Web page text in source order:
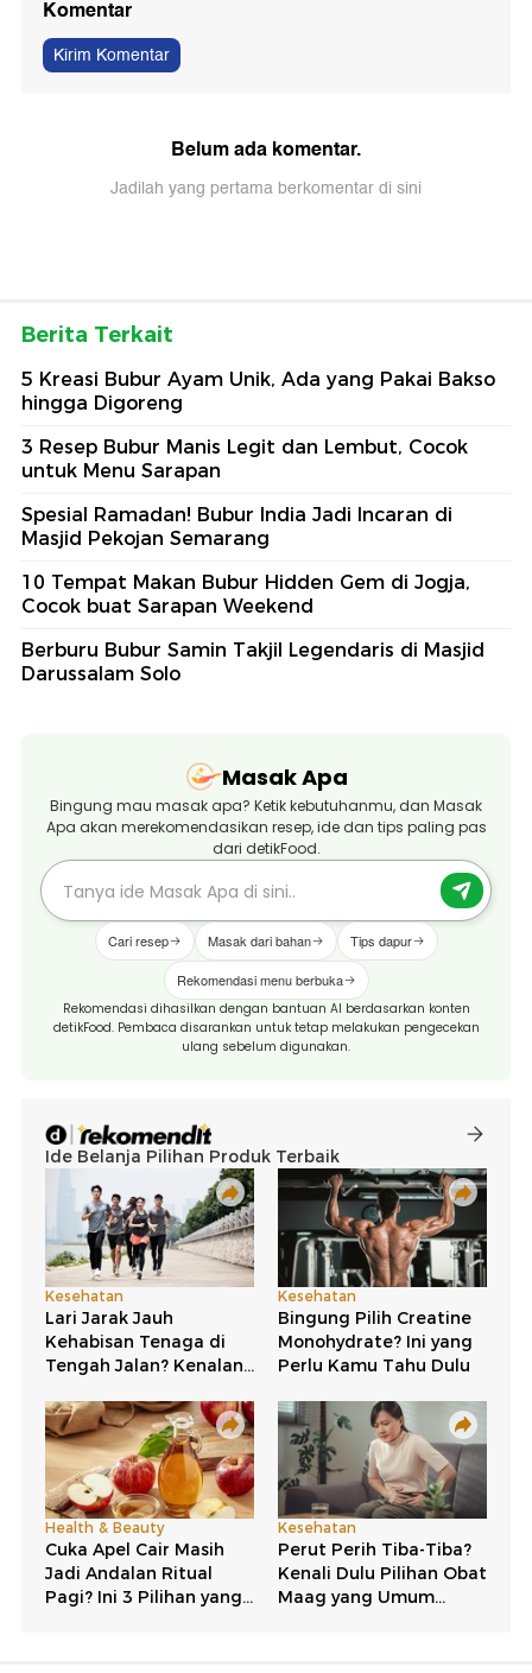
Komentar
Kirim Komentar
Belum ada komentar.
Jadilah yang pertama berkomentar di sini
Berita Terkait
5 Kreasi Bubur Ayam Unik, Ada yang Pakai Bakso
hingga Digoreng
3 Resep Bubur Manis Legit dan Lembut, Cocok
untuk Menu Sarapan
Spesial Ramadan! Bubur India Jadi Incaran di
Masjid Pekojan Semarang
10 Tempat Makan Bubur Hidden Gem di Jogja,
Cocok buat Sarapan Weekend
Berburu Bubur Samin Takjil Legendaris di Masjid
Darussalam Solo
Masak Apa
Bingung mau masak apa? Ketik kebutuhanmu, dan Masak
Apa akan merekomendasikan resep, ide dan tips paling pas
dari detikFood.
Cari resep Masak dari bahan Tips dapur
Rekomendasi menu berbuka
Rekomendasi dihasilkan dengan bantuan AI berdasarkan konten
detikFood. Pembaca disarankan untuk tetap melakukan pengecekan
ulang sebelum digunakan.